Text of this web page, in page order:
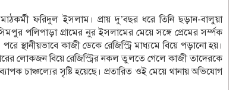
ফরিদুল ইসলাম। প্রায় দু’বছর ধরে তিনি ছড়ান-বালুয়া
পলিপাড়া গ্রামের নুর ইসলামের মেয়ে সঙ্গে প্রেমের সর্ম্পক
কাজী ডেকে রেজিস্ট্রি মাধ্যমে বিয়ে পড়ানো হয়।
লোকজন বিয়ে রেজিস্ট্রির নকল তুলতে গেলে কাজী তাদেরকে
চাঞ্চল্যের সৃষ্টি হয়েছে। প্রতারিত ওই মেয়ে থানায় অভিযোগ